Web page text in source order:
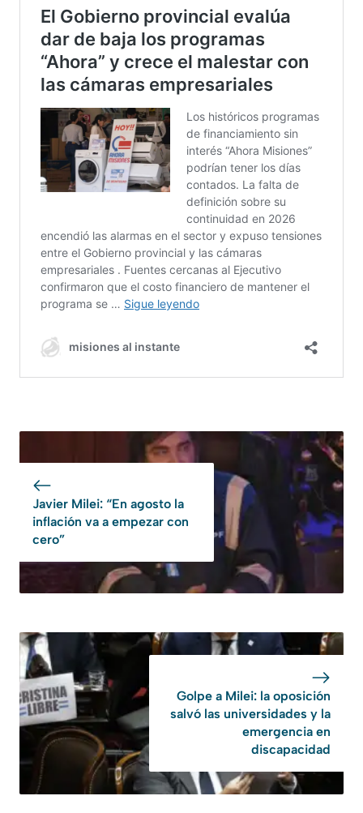
Javier Milei: “En agosto la
inflación va a empezar con
cero”
Golpe a Milei: la oposición
salvó las universidades y la
emergencia en
discapacidad